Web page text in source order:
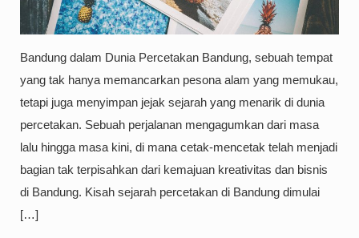
Bandung dalam Dunia Percetakan Bandung, sebuah tempat
yang tak hanya memancarkan pesona alam yang memukau,
tetapi juga menyimpan jejak sejarah yang menarik di dunia
percetakan. Sebuah perjalanan mengagumkan dari masa
lalu hingga masa kini, di mana cetak-mencetak telah menjadi
bagian tak terpisahkan dari kemajuan kreativitas dan bisnis
di Bandung. Kisah sejarah percetakan di Bandung dimulai
[…]